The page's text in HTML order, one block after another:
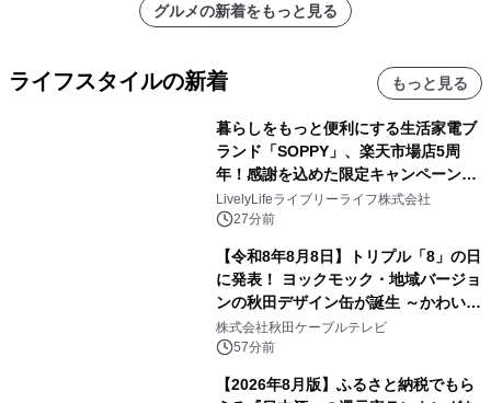
グルメの新着をもっと見る
ライフスタイルの新着 もっと見る
暮らしをもっと便利にする生活家電ブ
ランド「SOPPY」、楽天市場店5周
年！感謝を込めた限定キャンペーンを
8月10日より開催
LivelyLifeライブリーライフ株式会社
27分前
【令和8年8月8日】トリプル「8」の日
に発表！ ヨックモック・地域バージョ
ンの秋田デザイン缶が誕生 ～かわいい
秋田犬の子犬と秋田の四季と名所を巡
るパッケージ～ 9月1日(火)秋田県内で
販売開始
株式会社秋田ケーブルテレビ
57分前
【2026年8月版】ふるさと納税でもら